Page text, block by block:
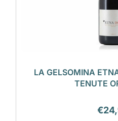
LA GELSOMINA
TENUTE
€